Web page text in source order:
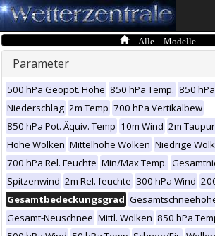
Alle Modelle
Parameter
500 hPa Geopot. Höhe 850 hPa Temp. 850
Niederschlag 2m Temp 700 hPa Vertikalbew
850 hPa Pot. Äquiv. Temp 10m Wind 2m
Hohe Wolken Mittelhohe Wolken Niedrige
700 hPa Rel. Feuchte Min/Max Temp.
Spitzenwind 2m Rel. feuchte 300 hPa Wind
Gesamtbedeckungsgrad
Gesamt-Neuschnee Mittl. Wolken 850 hPa